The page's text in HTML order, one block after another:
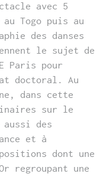
avec 5
Togo puis au
des danses
le sujet de
Paris pour
doctoral. Au
dans cette
sur le
des
et à
dont une
regroupant une